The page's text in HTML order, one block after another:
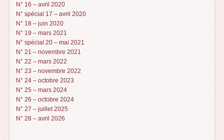
N° 16 – avril 2020
N° spécial 17 – avril 2020
N° 18 – juin 2020
N° 19 – mars 2021
N° spécial 20 – mai 2021
N° 21 – novembre 2021
N° 22 – mars 2022
N° 23 – novembre 2022
N° 24 – octobre 2023
N° 25 – mars 2024
N° 26 – octobre 2024
N° 27 – juillet 2025
N° 28 – avril 2026